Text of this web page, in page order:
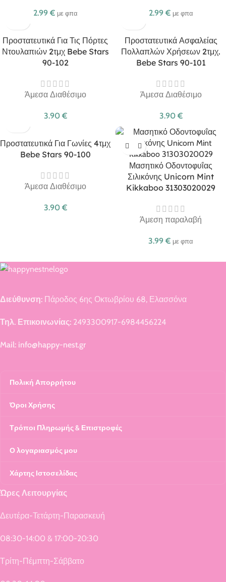
2.99 € με φπα 2.99 € με φπα
Προστατευτικά Για Τις Πόρτες
Ντουλαπιών 2τμχ Bebe Stars
90-102
Άμεσα Διαθέσιμο
3.90 €
Προστατευτικά Ασφαλείας
Πολλαπλών Χρήσεων 2τμχ.
Bebe Stars 90-101
Άμεσα Διαθέσιμο
3.90 €
Προστατευτικά Για Γωνίες 4τμχ
Bebe Stars 90-100
Άμεσα Διαθέσιμο
3.90 €
Μασητικό Οδοντοφυΐας
Σιλικόνης Unicorn Mint
Kikkaboo 31303020029
Άμεση παραλαβή
3.99 € με φπα
Διεύθυνση: Πάροδος 6ης Οκτωβρίου 68, Ελασσόνα
Τηλ. Επικοινωνίας: 2493300917-6984456224
Mail: info@happy-nest.gr
Πολική Απορρήτου
Όροι Χρήσης
Τρόποι Πληρωμής & Επιστροφές
Ο λογαριασμός μου
Χάρτης Ιστοσελίδας
Ώρες Λειτουργίας
Δευτέρα-Τετάρτη-Παρασκευή
08:30-14:00 & 17:00-20:30
Τρίτη-Πέμπτη-Σάββατο